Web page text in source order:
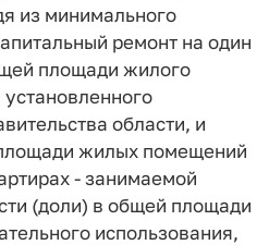
из минимального
ремонт на один
площади жилого
области, и
жилых помещений
- занимаемой
(доли) в общей площади
использования,